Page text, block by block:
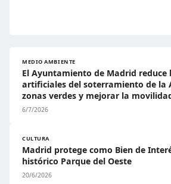
MEDIO AMBIENTE
El Ayuntamiento de Madrid reduce
artificiales del soterramiento de la
zonas verdes y mejorar la
6/7/2026
CULTURA
Madrid protege como Bien de
histórico Parque del Oeste
20/6/2026